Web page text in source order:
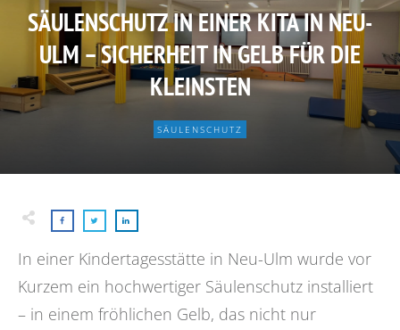
SÄULENSCHUTZ IN EINER KITA IN NEU-
ULM – SICHERHEIT IN GELB FÜR DIE
KLEINSTEN
SÄULENSCHUTZ
In einer Kindertagesstätte in Neu-Ulm wurde vor
Kurzem ein hochwertiger Säulenschutz installiert
– in einem fröhlichen Gelb, das nicht nur